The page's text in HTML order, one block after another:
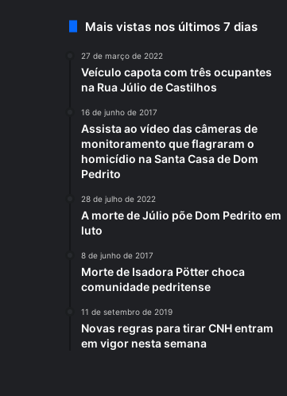
Mais vistas nos últimos 7 dias
27 de março de 2022
Veículo capota com três ocupantes
na Rua Júlio de Castilhos
16 de junho de 2017
Assista ao vídeo das câmeras de
monitoramento que flagraram o
homicídio na Santa Casa de Dom
Pedrito
28 de julho de 2022
A morte de Júlio põe Dom Pedrito em
luto
8 de junho de 2017
Morte de Isadora Pötter choca
comunidade pedritense
11 de setembro de 2019
Novas regras para tirar CNH entram
em vigor nesta semana